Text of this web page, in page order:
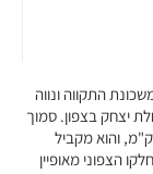
התקווה ונווה
יצחק בצפון. סמוך
למחלף הרכבת בנתיבי איילון, אורכו של הרחוב הוא 2.9 ק"מ, והוא מקביל
הצפוני מאופיין